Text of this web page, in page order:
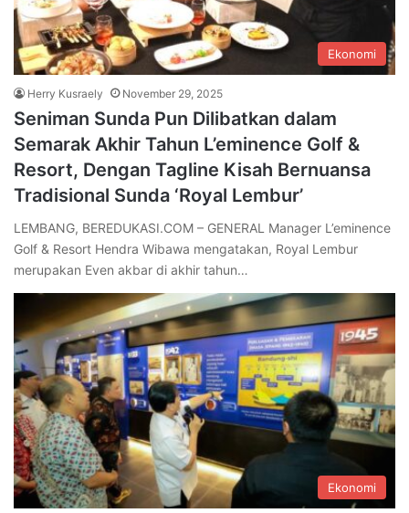
Ekonomi
Herry Kusraely November 29, 2025
Seniman Sunda Pun Dilibatkan dalam
Semarak Akhir Tahun L’eminence Golf &
Resort, Dengan Tagline Kisah Bernuansa
Tradisional Sunda ‘Royal Lembur’
LEMBANG, BEREDUKASI.COM – GENERAL Manager L’eminence
Golf & Resort Hendra Wibawa mengatakan, Royal Lembur
merupakan Even akbar di akhir tahun…
Ekonomi